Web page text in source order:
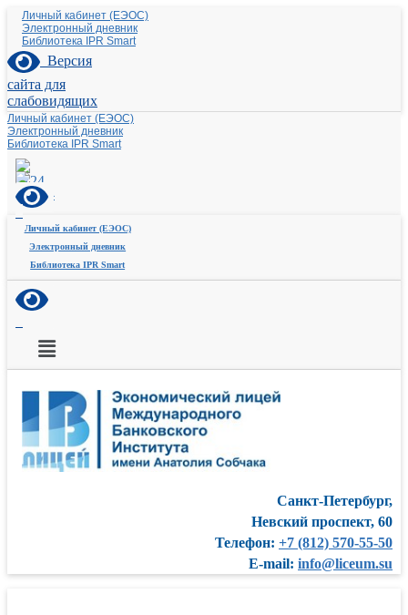
Личный кабинет (ЕЭОС)
Электронный дневник
Библиотека IPR Smart
Версия
сайта для
слабовидящих
Личный кабинет (ЕЭОС)
Электронный дневник
Библиотека IPR Smart
Личный кабинет (ЕЭОС)
Электронный дневник
Библиотека IPR Smart
Меню
Санкт-Петербург,
Невский проспект, 60
Телефон: +7 (812) 570-55-50
E-mail: info@liceum.su